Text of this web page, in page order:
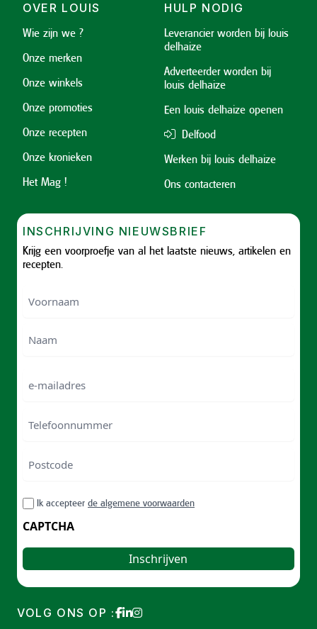
OVER LOUIS
Wie zijn we ?
Onze merken
Onze winkels
Onze promoties
Onze recepten
Onze kronieken
Het Mag !
HULP NODIG
Leverancier worden bij louis
delhaize
Adverteerder worden bij
louis delhaize
Een louis delhaize openen
Delfood
Werken bij louis delhaize
Ons contacteren
INSCHRIJVING NIEUWSBRIEF
Krijg een voorproefje van al het laatste nieuws, artikelen en
recepten.
mailadres
/
Postal
RGPDIk accepteer de algemene voorwaarden
CAPTCHA
VOLG ONS OP :